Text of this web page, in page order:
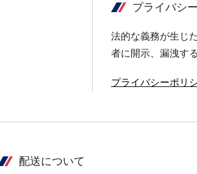
プライバシ
法的な義務が生じ
者に開示、漏洩す
プライバシーポリ
配送について